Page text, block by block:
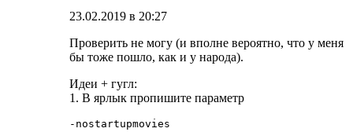
23.02.2019 в 20:27
Проверить не могу (и вполне вероятно, что у меня
бы тоже пошло, как и у народа).
Идеи + гугл:
1. В ярлык пропишите параметр
-nostartupmovies